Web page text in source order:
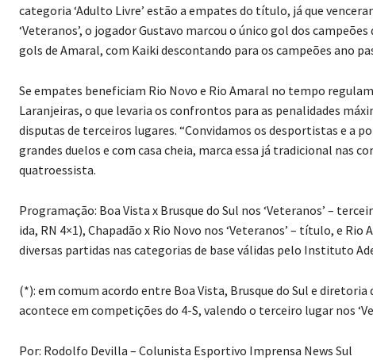
categoria ‘Adulto Livre’ estão a empates do título, já que
‘Veteranos’, o jogador Gustavo marcou o único gol dos
gols de Amaral, com Kaiki descontando para os campeões ano
Se empates beneficiam Rio Novo e Rio Amaral no tempo
Laranjeiras, o que levaria os confrontos para as penalidades
disputas de terceiros lugares. “Convidamos os desportistas e a
grandes duelos e com casa cheia, marca essa já tradicional nas
quatroessista.
Programação: Boa Vista x Brusque do Sul nos ‘Veteranos’ –
ida, RN 4×1), Chapadão x Rio Novo nos ‘Veteranos’ – título, e
diversas partidas nas categorias de base válidas pelo Instituto
(*): em comum acordo entre Boa Vista, Brusque do Sul e
acontece em competições do 4-S, valendo o terceiro lugar nos
Por: Rodolfo Devilla – Colunista Esportivo Imprensa News Sul